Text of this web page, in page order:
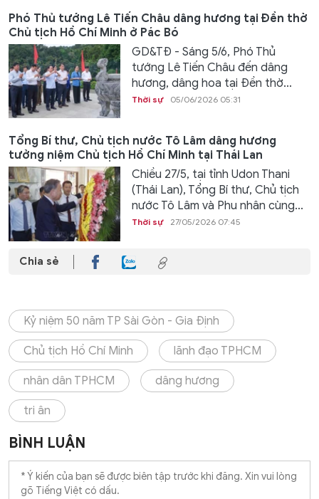
Phó Thủ tướng Lê Tiến Châu dâng hương tại Đền thờ
Chủ tịch Hồ Chí Minh ở Pác Bó
GD&TĐ - Sáng 5/6, Phó Thủ
tướng Lê Tiến Châu đến dâng
hương, dâng hoa tại Đền thờ...
Thời sự 05/06/2026 05:31
Tổng Bí thư, Chủ tịch nước Tô Lâm dâng hương
tưởng niệm Chủ tịch Hồ Chí Minh tại Thái Lan
Chiều 27/5, tại tỉnh Udon Thani
(Thái Lan), Tổng Bí thư, Chủ tịch
nước Tô Lâm và Phu nhân cùng...
Thời sự 27/05/2026 07:45
Chia sẻ
Kỷ niệm 50 năm TP Sài Gòn - Gia Định
Chủ tịch Hồ Chí Minh lãnh đạo TPHCM
nhân dân TPHCM dâng hương
tri ân
BÌNH LUẬN